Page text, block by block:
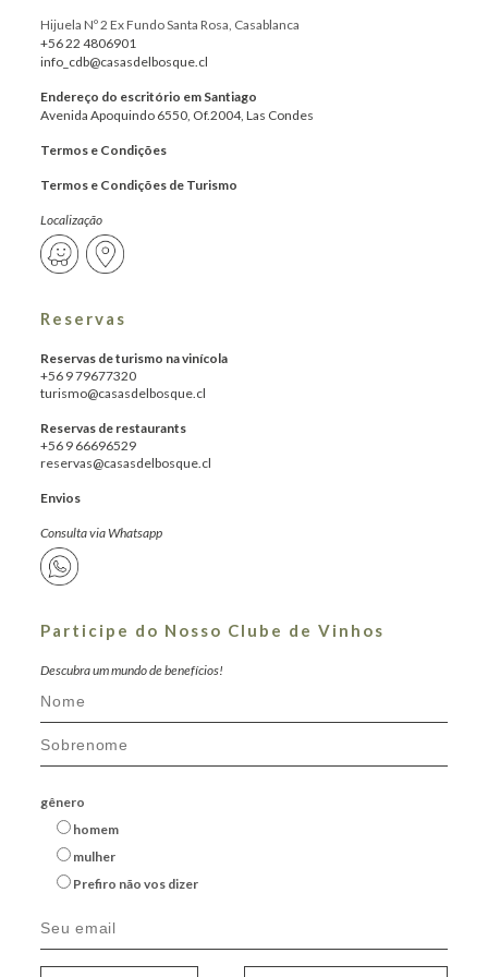
Hijuela Nº 2 Ex Fundo Santa Rosa, Casablanca
+56 22 4806901
info_cdb@casasdelbosque.cl
Endereço do escritório em Santiago
Avenida Apoquindo 6550, Of.2004, Las Condes
Termos e Condições
Termos e Condições de Turismo
Localização
Reservas
Reservas de turismo na vinícola
+56 9 79677320
turismo@casasdelbosque.cl
Reservas de restaurants
+56 9 66696529
reservas@casasdelbosque.cl
Envios
Consulta via Whatsapp
Participe do Nosso Clube de Vinhos
Descubra um mundo de benefícios!
gênero
homem
mulher
Prefiro não vos dizer